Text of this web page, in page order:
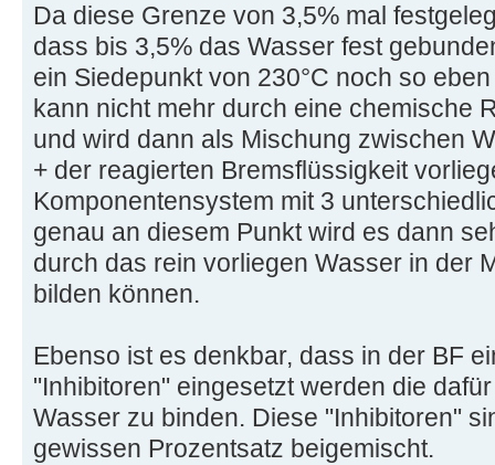
Da diese Grenze von 3,5% mal
dass bis 3,5% das Wasser fest
ein Siedepunkt von 230°C noch so
kann nicht mehr durch eine chemische
und wird dann als Mischung zwischen
+ der reagierten Bremsflüssigkeit
Komponentensystem mit 3
genau an diesem Punkt wird es dann
durch das rein vorliegen Wasser in der
bilden können.
Ebenso ist es denkbar, dass in der BF
"Inhibitoren" eingesetzt werden die
Wasser zu binden. Diese "Inhibitoren"
gewissen Prozentsatz beigemischt.